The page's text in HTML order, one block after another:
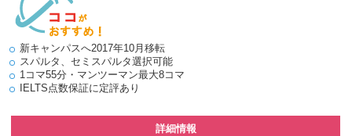
新キャンパスへ2017年10月移転
スパルタ、セミスパルタ選択可能
1コマ55分・マンツーマン最大8コマ
IELTS点数保証に定評あり
詳細情報